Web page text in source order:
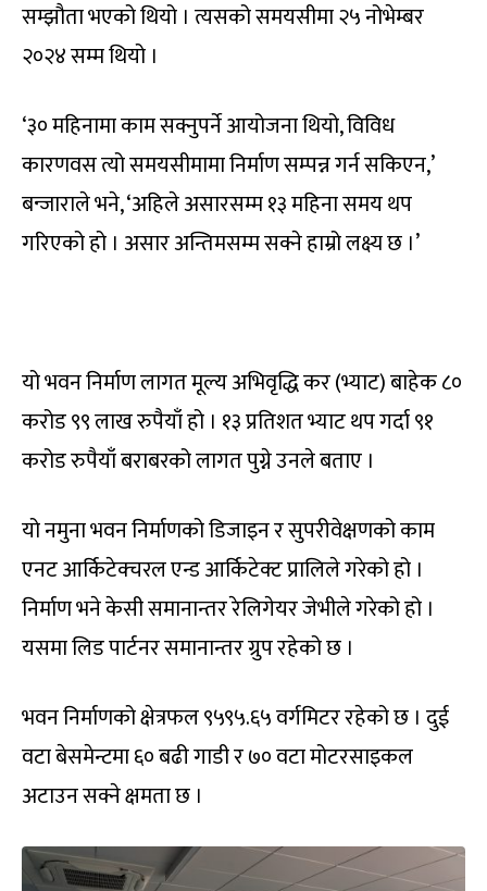
सम्झौता भएको थियो । त्यसको समयसीमा २५ नोभेम्बर
२०२४ सम्म थियो ।
‘३० महिनामा काम सक्नुपर्ने आयोजना थियो, विविध
कारणवस त्यो समयसीमामा निर्माण सम्पन्न गर्न सकिएन,’
बन्जाराले भने, ‘अहिले असारसम्म १३ महिना समय थप
गरिएको हो । असार अन्तिमसम्म सक्ने हाम्रो लक्ष्य छ ।’
यो भवन निर्माण लागत मूल्य अभिवृद्धि कर (भ्याट) बाहेक ८०
करोड ९९ लाख रुपैयाँ हो । १३ प्रतिशत भ्याट थप गर्दा ९१
करोड रुपैयाँ बराबरको लागत पुग्ने उनले बताए ।
यो नमुना भवन निर्माणको डिजाइन र सुपरीवेक्षणको काम
एनट आर्किटेक्चरल एन्ड आर्किटेक्ट प्रालिले गरेको हो ।
निर्माण भने केसी समानान्तर रेलिगेयर जेभीले गरेको हो ।
यसमा लिड पार्टनर समानान्तर ग्रुप रहेको छ ।
भवन निर्माणको क्षेत्रफल ९५९५.६५ वर्गमिटर रहेको छ । दुई
वटा बेसमेन्टमा ६० बढी गाडी र ७० वटा मोटरसाइकल
अटाउन सक्ने क्षमता छ ।